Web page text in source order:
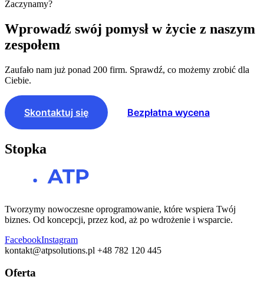
Zaczynamy?
Wprowadź swój pomysł w życie z naszym
zespołem
Zaufało nam już ponad 200 firm. Sprawdź, co możemy zrobić dla
Ciebie.
Skontaktuj się Bezpłatna wycena
Stopka
Tworzymy nowoczesne oprogramowanie, które wspiera Twój
biznes. Od koncepcji, przez kod, aż po wdrożenie i wsparcie.
FacebookInstagram
kontakt@atpsolutions.pl +48 782 120 445
Oferta